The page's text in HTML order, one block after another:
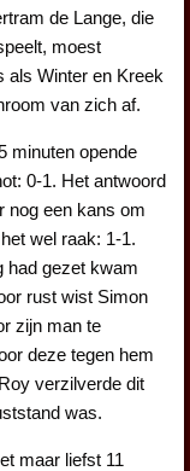
de Lange, die
moest
als Winter en Kreek
van zich af.
minuten opende
0-1. Het antwoord
nog een kans om
wel raak: 1-1.
had gezet kwam
rust wist Simon
zijn man te
deze tegen hem
verzilverde dit
was.
maar liefst 11